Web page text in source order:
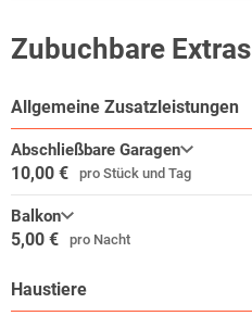
Zubuchbare Extras
Allgemeine Zusatzleistungen
Abschließbare Garagen
10,00 € pro Stück und Tag
Balkon
5,00 € pro Nacht
Haustiere